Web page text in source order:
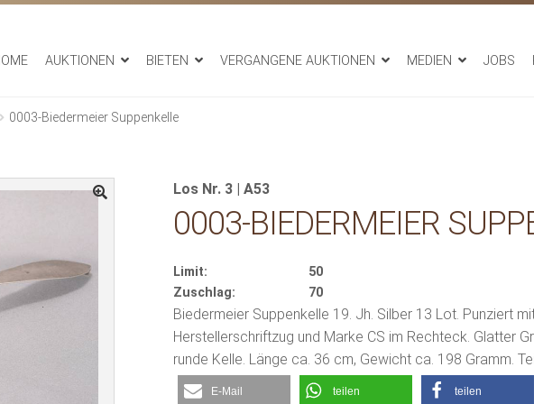
AUKTIONEN BIETEN VERGANGENE AUKTIONEN MEDIEN JOBS
0003-Biedermeier Suppenkelle
Los Nr. 3 | A53
0003-BIEDERMEIER
Limit:
50
Zuschlag:
70
Biedermeier Suppenkelle 19. Jh. Silber 13 Lot. Punziert
Herstellerschriftzug und Marke CS im Rechteck. Glatter
runde Kelle. Länge ca. 36 cm, Gewicht ca. 198 Gramm.
E-Mail teilen teilen